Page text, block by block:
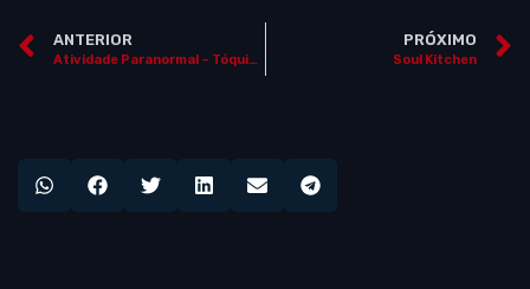
ANTERIOR
Atividade Paranormal – Tóquio (“Paranômaru akutibiti: Dai-2-shô – Tokyo Night”)
PRÓXIMO
Soul Kitchen